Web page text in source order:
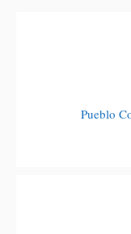
Pueblo